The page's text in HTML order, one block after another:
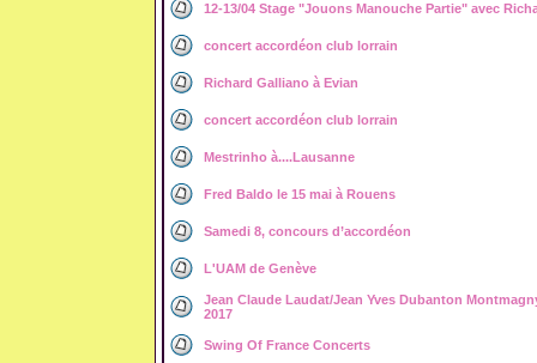
12-13/04 Stage "Jouons Manouche Partie" avec
concert accordéon club lorrain
Richard Galliano à Evian
concert accordéon club lorrain
Mestrinho à....Lausanne
Fred Baldo le 15 mai à Rouens
Samedi 8, concours d’accordéon
L'UAM de Genève
Jean Claude Laudat/Jean Yves Dubanton
2017
Swing Of France Concerts